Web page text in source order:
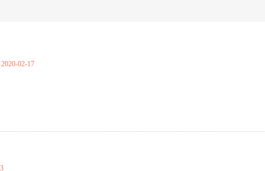
2020-02-17